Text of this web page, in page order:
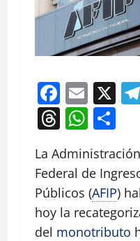
X
Threads
La Administración
Federal de
Públicos (AFIP)
hoy la
del monotributo